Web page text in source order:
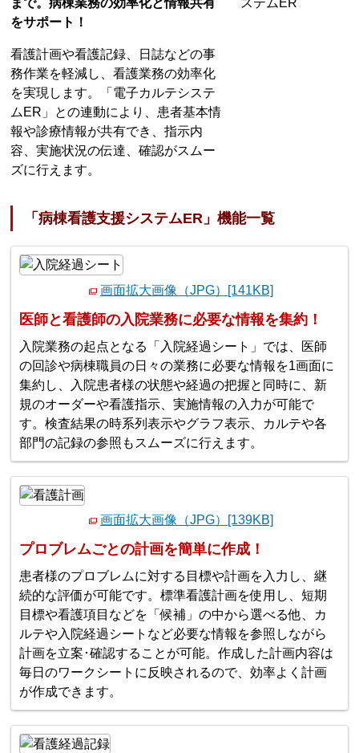
まで。病棟業務の効率化と情報共有
をサポート！
看護計画や看護記録、日誌などの事
務作業を軽減し、看護業務の効率化
を実現します。「電子カルテシステ
ムER」との連動により、患者基本情
報や診療情報が共有でき、指示内
容、実施状況の伝達、確認がスムー
ズに行えます。
「病棟看護支援システムER」機能一覧
画面拡大画像（JPG）[141KB]
医師と看護師の入院業務に必要な情報を集約！
入院業務の起点となる「入院経過シート」では、医師
の回診や病棟職員の日々の業務に必要な情報を1画面に
集約し、入院患者様の状態や経過の把握と同時に、新
規のオーダーや看護指示、実施情報の入力が可能で
す。検査結果の時系列表示やグラフ表示、カルテや各
部門の記録の参照もスムーズに行えます。
画面拡大画像（JPG）[139KB]
プロブレムごとの計画を簡単に作成！
患者様のプロブレムに対する目標や計画を入力し、継
続的な評価が可能です。標準看護計画を使用し、短期
目標や看護項目などを「候補」の中から選べる他、カ
ルテや入院経過シートなど必要な情報を参照しながら
計画を立案･確認することが可能。作成した計画内容は
毎日のワークシートに反映されるので、効率よく計画
が作成できます。